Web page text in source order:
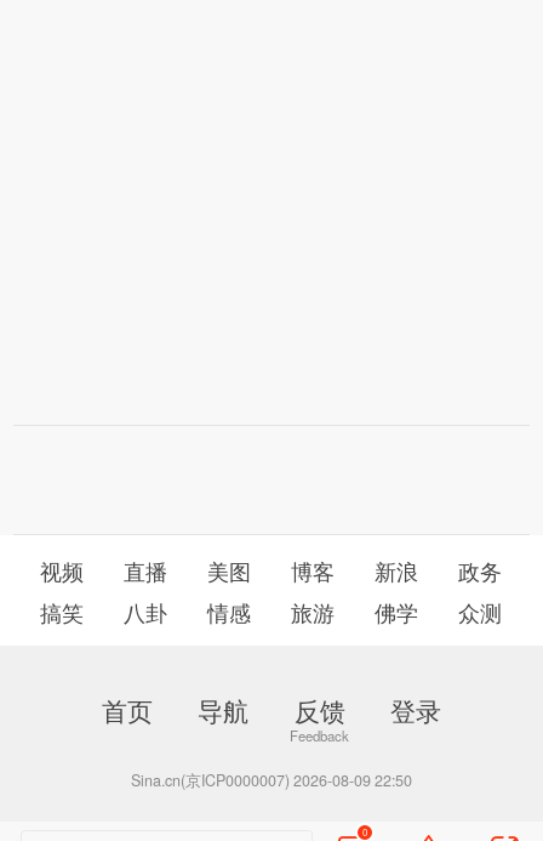
视频 直播 美图 博客 新浪
政务
搞笑
八卦 情感 旅游 佛学 众测
首页 导航 反馈 登录
Sina.cn(京ICP0000007) 2026-08-09 22:50
0